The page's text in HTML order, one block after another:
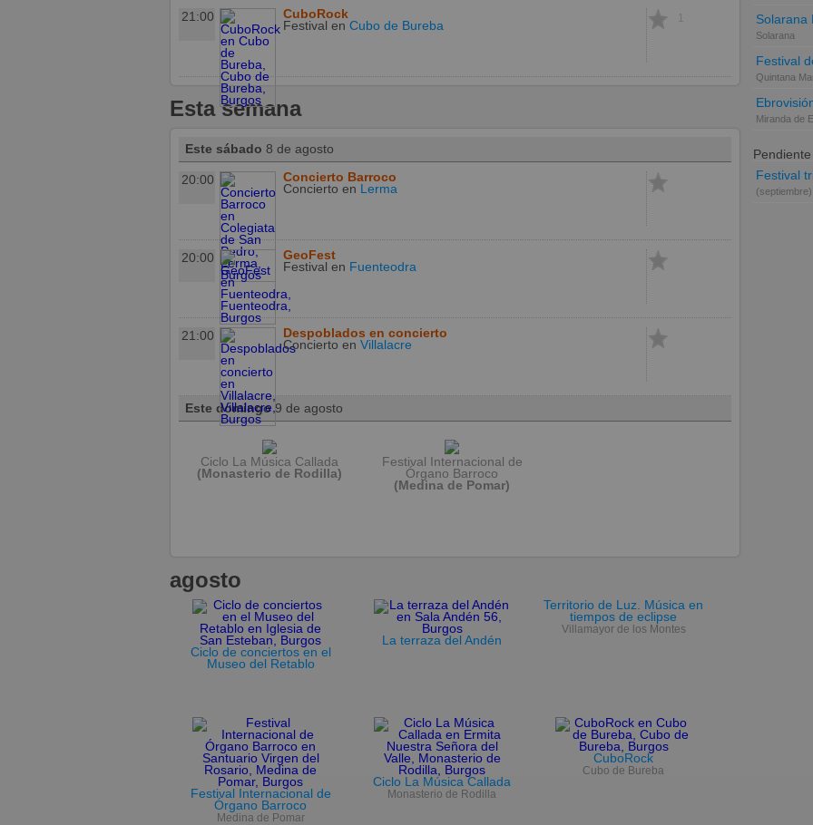
21:00
CuboRock
Festival en Cubo de Bureba
1
Esta semana
Este sábado 8 de agosto
20:00
Concierto Barroco
Concierto en Lerma
20:00
GeoFest
Festival en Fuenteodra
21:00
Despoblados en concierto
Concierto en Villalacre
Este domingo9 de agosto
Ciclo La Música Callada
(Monasterio de Rodilla)
Festival Internacional de
Órgano Barroco
(Medina de Pomar)
agosto
Ciclo de conciertos en el
Museo del Retablo
La terraza del Andén
Territorio de Luz. Música en
tiempos de eclipse
Villamayor de los Montes
Festival Internacional de
Órgano Barroco
Medina de Pomar
Ciclo La Música Callada
Monasterio de Rodilla
CuboRock
Cubo de Bureba
Solarana
Solarana
Festival
Quintana
Miranda de
Festival
(septiembre)